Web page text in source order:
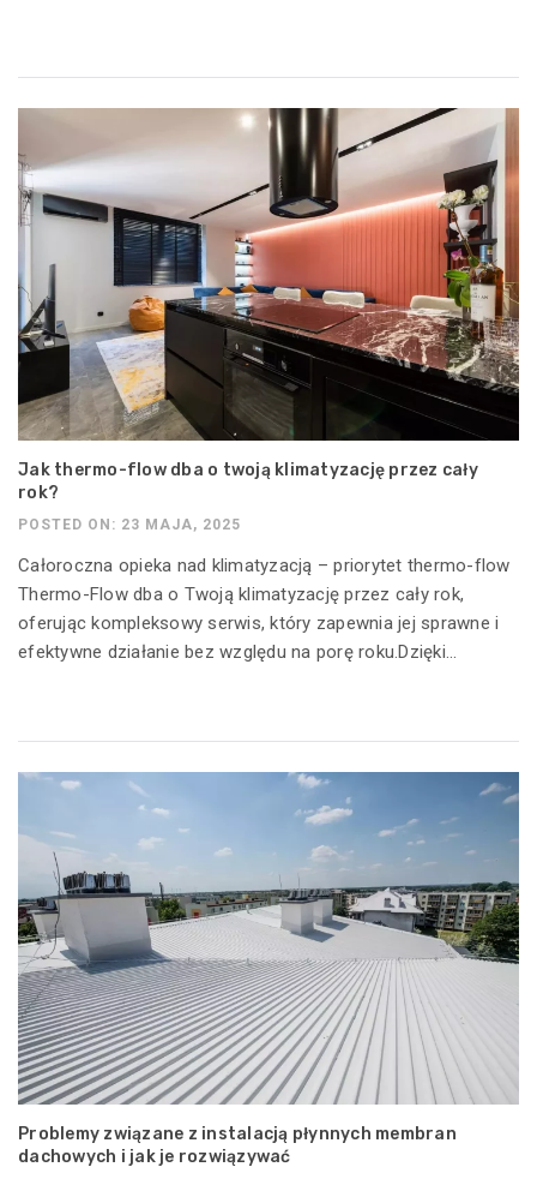
Jak thermo-flow dba o twoją klimatyzację przez cały
rok?
POSTED ON: 23 MAJA, 2025
Całoroczna opieka nad klimatyzacją – priorytet thermo-flow
Thermo-Flow dba o Twoją klimatyzację przez cały rok,
oferując kompleksowy serwis, który zapewnia jej sprawne i
efektywne działanie bez względu na porę roku.Dzięki...
Problemy związane z instalacją płynnych membran
dachowych i jak je rozwiązywać